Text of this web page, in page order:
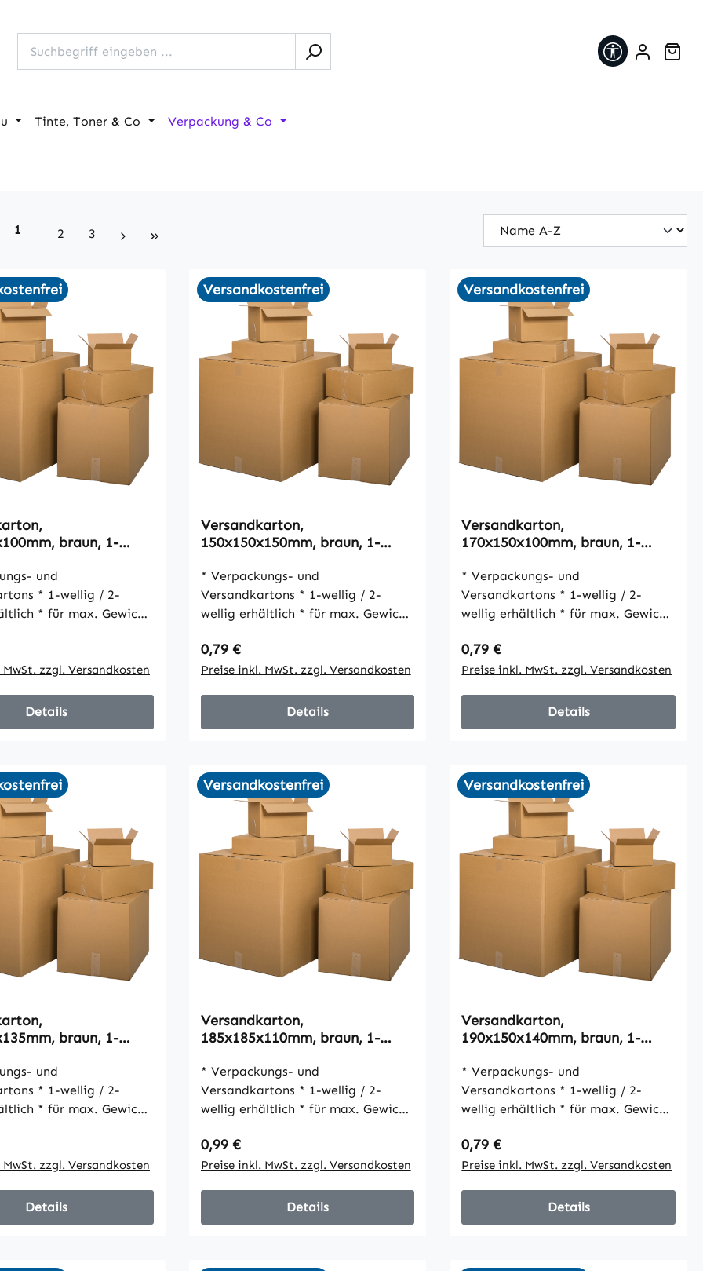
Tinte, Toner & Co Verpackung & Co
Seite
1 Seite
2 Seite
3
braun, 1-
und
/ 2-
Gewicht
schöne Optik *
mit Packband
zzgl. Versandkosten
Details
Versandkostenfrei
Versandkarton,
150x150x150mm, braun, 1-
* Verpackungs- und
Versandkartons * 1-wellig / 2-
wellig erhältlich * für max. Gewicht
Stabilität und schöne Optik *
einfacher Verschluss mit Packband
Regulärer Preis:
0,79 €
Preise inkl. MwSt. zzgl. Versandkosten
Details
Versandkostenfrei
Versandkarton,
170x150x100mm, braun, 1-
* Verpackungs- und
Versandkartons * 1-wellig / 2-
wellig erhältlich * für max. Gewicht
Stabilität und schöne Optik *
einfacher Verschluss mit Packband
Regulärer Preis:
0,79 €
Preise inkl. MwSt. zzgl. Versandkosten
Details
braun, 1-
und
/ 2-
Gewicht
schöne Optik *
mit Packband
zzgl. Versandkosten
Details
Versandkostenfrei
Versandkarton,
185x185x110mm, braun, 1-
* Verpackungs- und
Versandkartons * 1-wellig / 2-
wellig erhältlich * für max. Gewicht
Stabilität und schöne Optik *
einfacher Verschluss mit Packband
Regulärer Preis:
0,99 €
Preise inkl. MwSt. zzgl. Versandkosten
Details
Versandkostenfrei
Versandkarton,
190x150x140mm, braun, 1-
* Verpackungs- und
Versandkartons * 1-wellig / 2-
wellig erhältlich * für max. Gewicht
Stabilität und schöne Optik *
einfacher Verschluss mit Packband
Regulärer Preis:
0,79 €
Preise inkl. MwSt. zzgl. Versandkosten
Details